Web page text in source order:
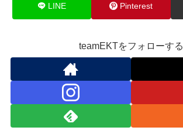
LINE Pinterest
teamEKTをフォローする